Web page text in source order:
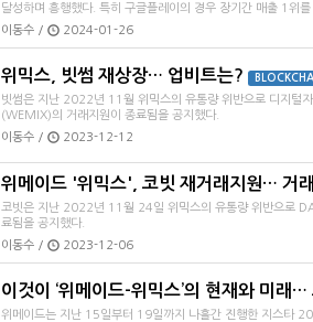
달성하며 흥행했다. 특히 구글플레이의 경우 장기간 매출 1위를
이동수 /
2024-01-26
위믹스, 빗썸 재상장… 업비트는?
빗썸은 지난 2022년 11월 위믹스의 유통량 위반으로 디지털
(WEMIX)의 거래지원이 종료됨을 공지했다.
이동수 /
2023-12-12
위메이드 '위믹스', 코빗 재거래지원… 거
코빗은 지난 2022년 11월 24일 위믹스의 유통량 위반으로
료됨을 공지했다.
이동수 /
2023-12-06
이것이 ‘위메이드-위믹스’의 현재와 미래
위메이드는 지난 15일부터 19일까지 나흘간 진행한 지스타